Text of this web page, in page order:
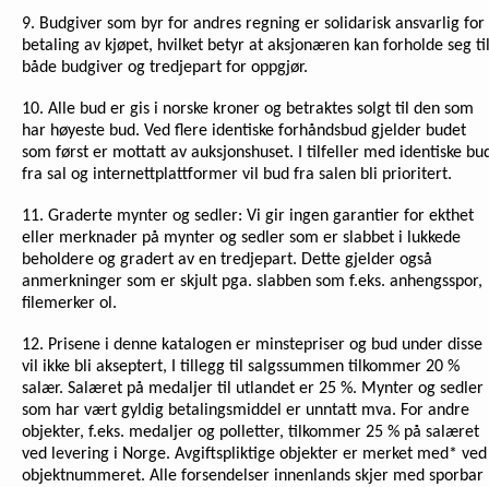
9. Budgiver som byr for andres regning er solidarisk ansvarlig for
betaling av kjøpet, hvilket betyr at aksjonæren kan forholde seg til
både budgiver og tredjepart for oppgjør.
10. Alle bud er gis i norske kroner og betraktes solgt til den som
har høyeste bud. Ved flere identiske forhåndsbud gjelder budet
som først er mottatt av auksjonshuset. I tilfeller med identiske
fra sal og internettplattformer vil bud fra salen bli prioritert.
11. Graderte mynter og sedler: Vi gir ingen garantier for ekthet
eller merknader på mynter og sedler som er slabbet i lukkede
beholdere og gradert av en tredjepart. Dette gjelder også
anmerkninger som er skjult pga. slabben som f.eks. anhengsspor,
filemerker ol.
12. Prisene i denne katalogen er minstepriser og bud under disse
vil ikke bli akseptert, I tillegg til salgssummen tilkommer 20 %
salær. Salæret på medaljer til utlandet er 25 %. Mynter og sedler
som har vært gyldig betalingsmiddel er unntatt mva. For andre
objekter, f.eks. medaljer og polletter, tilkommer 25 % på salæret
ved levering i Norge. Avgiftspliktige objekter er merket med* ved
objektnummeret. Alle forsendelser innenlands skjer med sporbar